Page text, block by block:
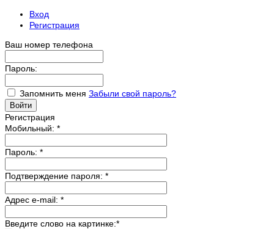
Вход
Регистрация
Ваш номер телефона
Пароль:
Запомнить меня Забыли свой пароль?
Регистрация
Мобильный: *
Пароль: *
Подтверждение пароля: *
Адрес e-mail: *
Введите слово на картинке:*